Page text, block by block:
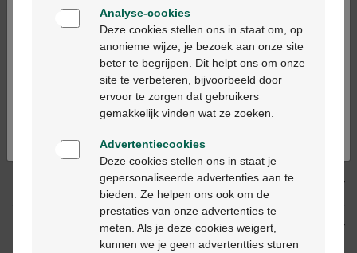
Les médicaments sur prescriptions ne
peuvent être délivrés qu’en pharmacie et
sur base d’une prescription médicale.
Description du produit
Description
Bienvenue
Ga verder in het nederlands
Continuez en français
Analyse-cookies
Deze cookies stellen ons in staat om, op
anonieme wijze, je bezoek aan onze site
beter te begrijpen. Dit helpt ons om onze
site te verbeteren, bijvoorbeeld door
ervoor te zorgen dat gebruikers
gemakkelijk vinden wat ze zoeken.
Advertentiecookies
Deze cookies stellen ons in staat je
gepersonaliseerde advertenties aan te
bieden. Ze helpen ons ook om de
prestaties van onze advertenties te
meten. Als je deze cookies weigert,
kunnen we je geen advertentties sturen